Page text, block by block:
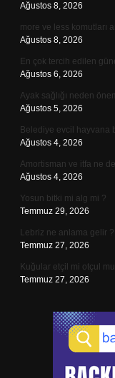
Ağustos 8, 2026
more ve less komutları
Ağustos 8, 2026
En çok tercih edilen
Ağustos 6, 2026
Ayak sağlığı neden
Ağustos 5, 2026
Belediye evcil hayvana
Ağustos 4, 2026
Amortisman ve itfa ne
Ağustos 4, 2026
Yosun bitki mi alg mi ?
Temmuz 29, 2026
Lebriz ne anlama gelir ?
Temmuz 27, 2026
Kuğular etçil mi otçul
Temmuz 27, 2026